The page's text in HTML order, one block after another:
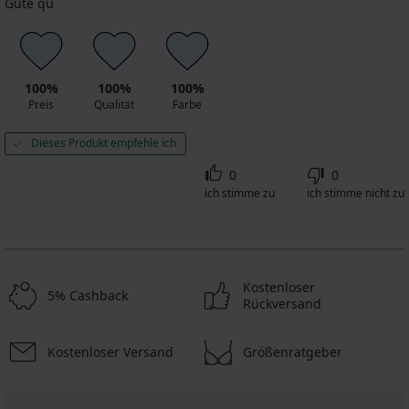
Gute qu
100%
Preis
100%
Qualität
100%
Farbe
Dieses Produkt empfehle ich
0
ich stimme zu
0
ich stimme nicht zu
5% Cashback
Kostenloser
Rückversand
Kostenloser Versand Größenratgeber